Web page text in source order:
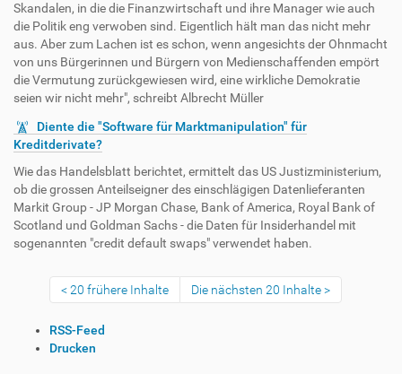
Skandalen, in die die Finanzwirtschaft und ihre Manager wie auch
die Politik eng verwoben sind. Eigentlich hält man das nicht mehr
aus. Aber zum Lachen ist es schon, wenn angesichts der Ohnmacht
von uns Bürgerinnen und Bürgern von Medienschaffenden empört
die Vermutung zurückgewiesen wird, eine wirkliche Demokratie
seien wir nicht mehr", schreibt Albrecht Müller
Diente die "Software für Marktmanipulation" für
Kreditderivate?
Wie das Handelsblatt berichtet, ermittelt das US Justizministerium,
ob die grossen Anteilseigner des einschlägigen Datenlieferanten
Markit Group - JP Morgan Chase, Bank of America, Royal Bank of
Scotland und Goldman Sachs - die Daten für Insiderhandel mit
sogenannten "credit default swaps" verwendet haben.
20 frühere Inhalte Die nächsten 20 Inhalte
RSS-Feed
Drucken